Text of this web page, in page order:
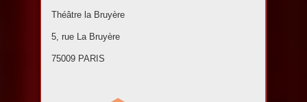
Théâtre la Bruyère
5, rue La Bruyère
75009 PARIS